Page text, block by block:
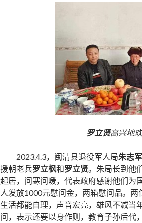
罗立贤高兴地
2023.4.3，闽清县退役军人局朱志军
援朝老兵罗立枫和罗立贤。朱局长到他
起居，问寒问暖，代表政府感谢他们为
人发放1000元慰问金，两箱慰问品。两
生活都能自理，声音宏亮，雄风不减当
问，表示还要以身作则，教育子孙后代